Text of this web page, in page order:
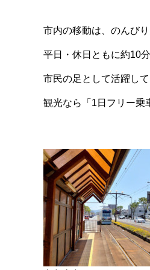
市内の移動は、のんび
平日・休日ともに約10
市民の足として活躍して
観光なら「1日フリー乗